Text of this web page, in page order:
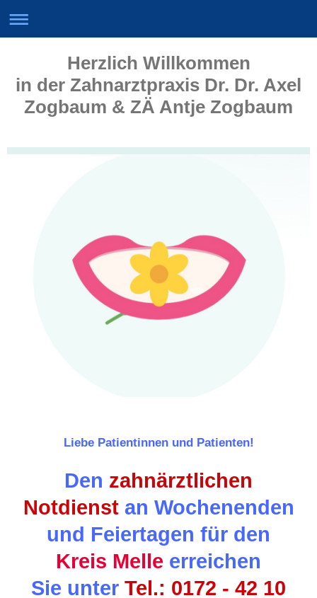
Herzlich Willkommen
in der Zahnarztpraxis Dr. Dr. Axel
Zogbaum & ZÄ Antje Zogbaum
Liebe Patientinnen und Patienten!
Den zahnärztlichen
Notdienst an Wochenenden
und Feiertagen für den
Kreis Melle erreichen
Sie unter Tel.: 0172 - 42 10